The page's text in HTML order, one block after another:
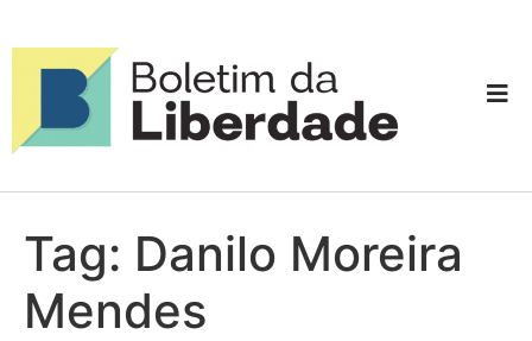
Tag: Danilo Moreira
Mendes